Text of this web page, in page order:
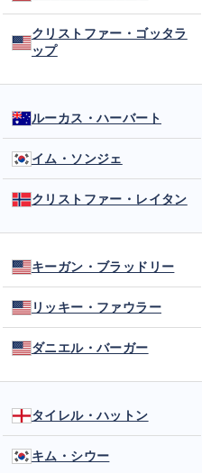
クリストファー・ゴッタラ
ップ
ルーカス・ハーバート
イム・ソンジェ
クリストファー・レイタン
キーガン・ブラッドリー
リッキー・ファウラー
ダニエル・バーガー
タイレル・ハットン
キム・シウー